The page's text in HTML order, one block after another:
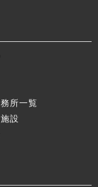
所一覧
設